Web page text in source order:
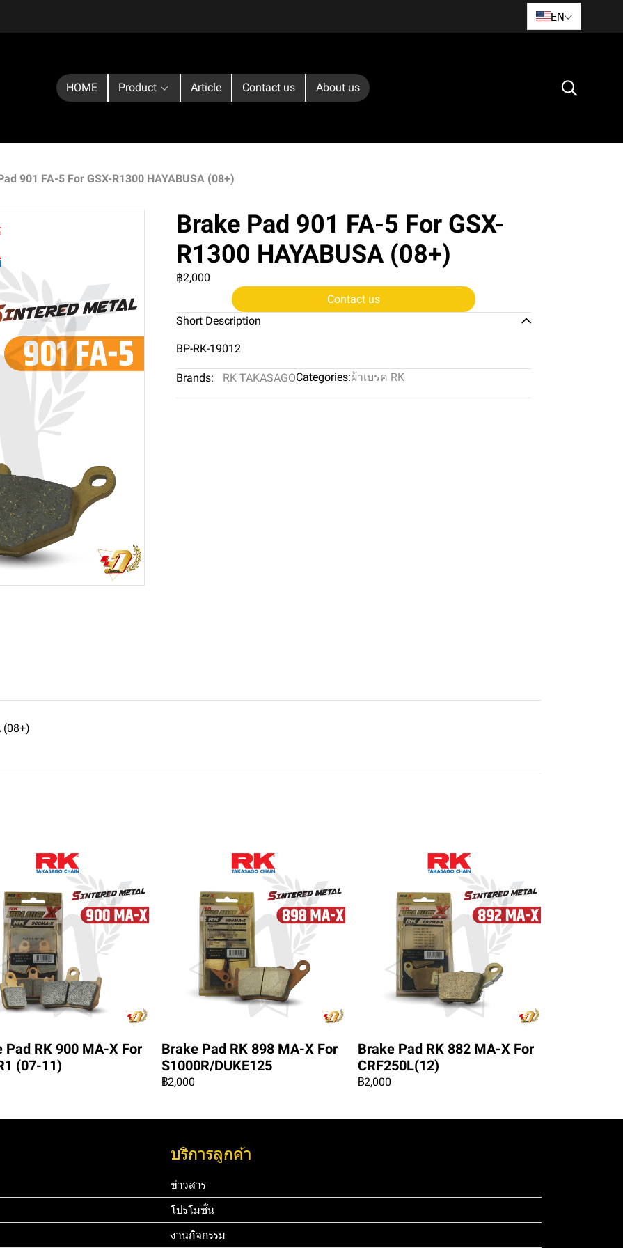
EN
HOME Product Article Contact us About us
901 FA-5 For GSX-R1300 HAYABUSA (08+)
Brake Pad 901 FA-5 For GSX-
R1300 HAYABUSA (08+)
฿2,000
Contact us
Short Description
BP-RK-19012
Brands: RK TAKASAGOCategories:ผ้าเบรค RK
(08+)
Pad RK 900 MA-X For
(07-11)
Brake Pad RK 898 MA-X For
S1000R/DUKE125
฿2,000
Brake Pad RK 882 MA-X For
CRF250L(12)
฿2,000
บริการลูกค้า
ข่าวสาร
โปรโมชั่น
งานกิจกรรม